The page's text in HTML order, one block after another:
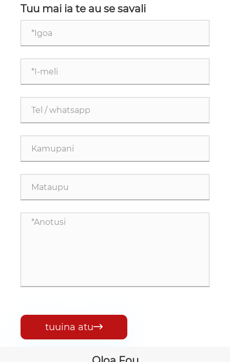
Malosiaga?
Tuu mai ia te au se savali
tuuina atu